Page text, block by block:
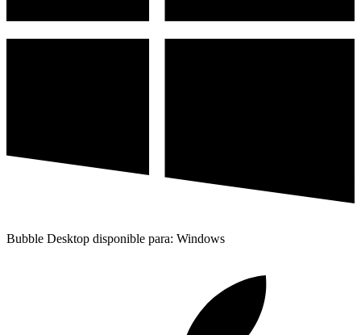
Bubble Desktop disponible para: Windows